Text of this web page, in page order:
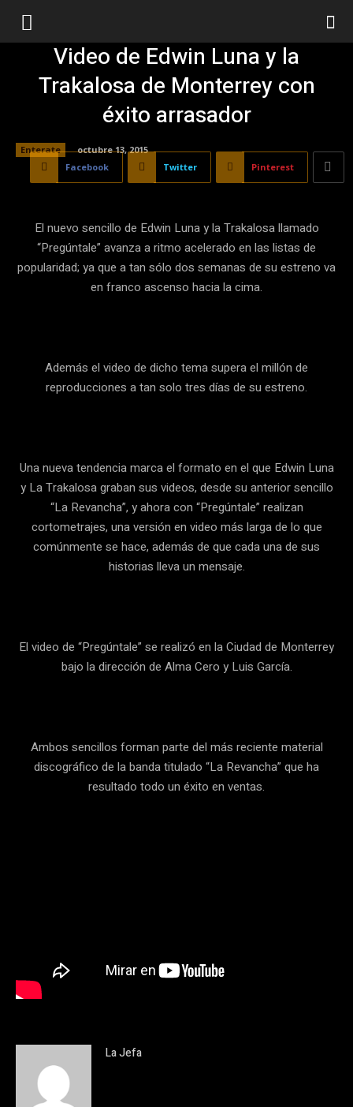
Video de Edwin Luna y la
Trakalosa de Monterrey con
éxito arrasador
Enterate
octubre 13, 2015
Facebook
Twitter Pinterest
El nuevo sencillo de Edwin Luna y la Trakalosa llamado
“Pregúntale” avanza a ritmo acelerado en las listas de
popularidad; ya que a tan sólo dos semanas de su estreno va
en franco ascenso hacia la cima.
Además el video de dicho tema supera el millón de
reproducciones a tan solo tres días de su estreno.
Una nueva tendencia marca el formato en el que Edwin Luna
y La Trakalosa graban sus videos, desde su anterior sencillo
“La Revancha”, y ahora con “Pregúntale” realizan
cortometrajes, una versión en video más larga de lo que
comúnmente se hace, además de que cada una de sus
historias lleva un mensaje.
El video de “Pregúntale” se realizó en la Ciudad de Monterrey
bajo la dirección de Alma Cero y Luis García.
Ambos sencillos forman parte del más reciente material
discográfico de la banda titulado “La Revancha” que ha
resultado todo un éxito en ventas.
La Jefa